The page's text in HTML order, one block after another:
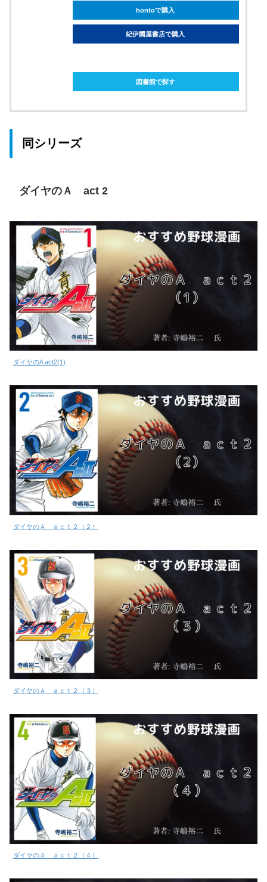
hontoで購入
紀伊國屋書店で購入
図書館で探す
同シリーズ
ダイヤのＡ act 2
ダイヤのA act2(1)
ダイヤのＡ ａｃｔ２（２）
ダイヤのＡ ａｃｔ２（３）
ダイヤのＡ ａｃｔ２（４）